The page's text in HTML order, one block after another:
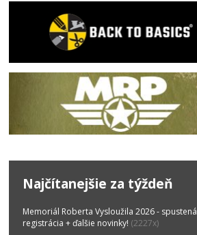
Najčítanejšie za týždeň
Memoriál Roberta Vysloužila 2026 - spustená
registrácia + ďalšie novinky! (2227x)